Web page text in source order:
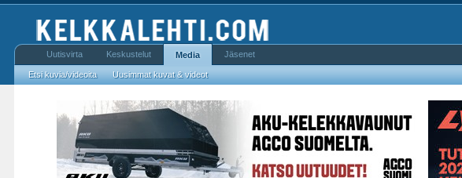
Uutisvirta Keskustelut Media
Etsi kuvia/videoita Uusimmat kuvat & videot
Jäsenet